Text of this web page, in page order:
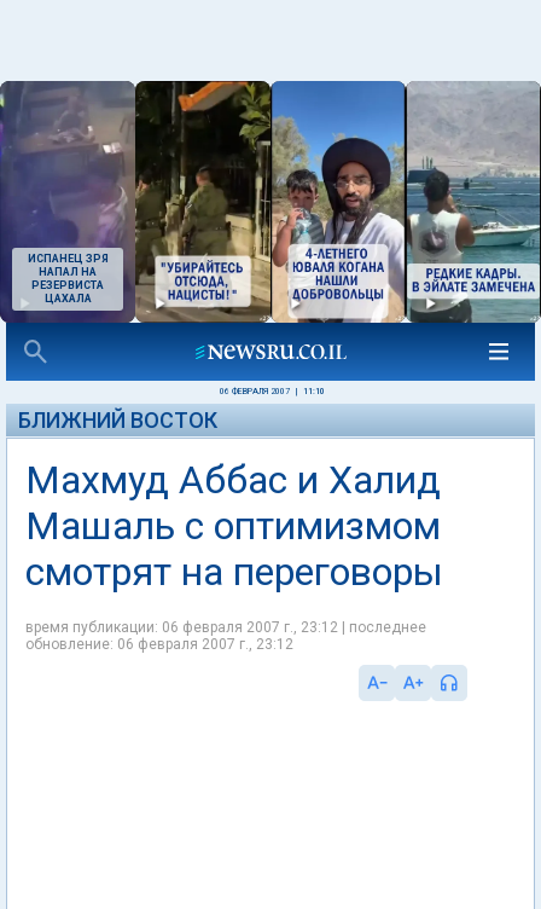
ИСПАНЕЦ ЗРЯ
НАПАЛ НА
РЕЗЕРВИСТА
ЦАХАЛА
06 ФЕВРАЛЯ 2007 11:10
БЛИЖНИЙ ВОСТОК
Махмуд Аббас и Халид
Машаль с оптимизмом
смотрят на переговоры
время публикации: 06 февраля 2007 г., 23:12 | последнее
обновление: 06 февраля 2007 г., 23:12